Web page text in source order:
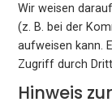
Wir weisen
(z. B. bei der
aufweisen kann.
Zugriff durch
Hinweis